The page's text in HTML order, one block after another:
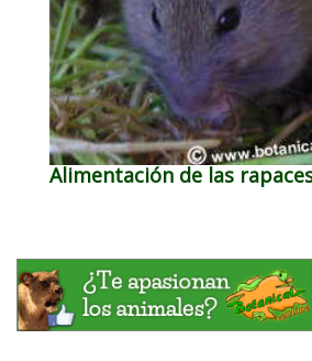
Alimentación de las